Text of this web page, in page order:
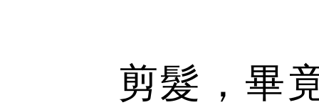
剪髮，畢竟